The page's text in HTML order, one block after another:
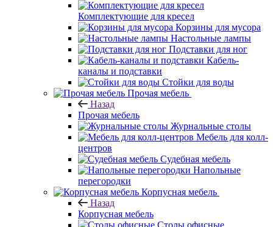
Комплектующие для кресел
Корзины для мусора
Настольные лампы
Подставки для ног
Кабель-
каналы и подставки
Стойки для воды
Прочая мебель
Назад
Прочая мебель
Журнальные столы
Мебель для колл-
центров
Судебная мебель
Напольные
перегородки
Корпусная мебель
Назад
Корпусная мебель
Столы офисные